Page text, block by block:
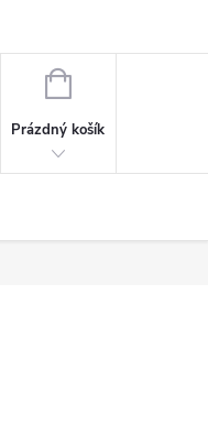
NÁKUPNÍ
Prázdný košík